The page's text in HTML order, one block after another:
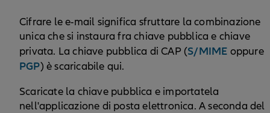
Cifrare le e-mail significa sfruttare la combinazione
unica che si instaura fra chiave pubblica e chiave
privata. La chiave pubblica di CAP (S/MIME oppure
PGP) è scaricabile qui.
Scaricate la chiave pubblica e importatela
nell'applicazione di posta elettronica. A seconda del